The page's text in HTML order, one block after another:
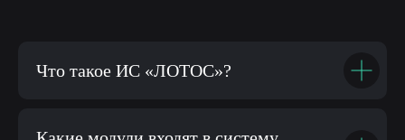
Что такое ИС «ЛОТОС»?